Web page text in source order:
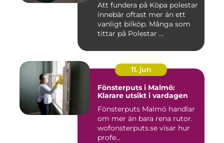
Att fundera på Köpa polestar
innebär oftast mer än ett
vanligt bilköp. Många som
tittar på Polestar ...
11. jun
Fönsterputs i Malmö:
Klarare utsikt i vardagen
Fönsterputs Malmö handlar
om mer än bara rena rutor.
wofonsterputs.se visar hur
profe...